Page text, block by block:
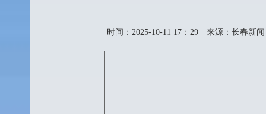
时间：2025-10-11 17：29 来源：长春新闻